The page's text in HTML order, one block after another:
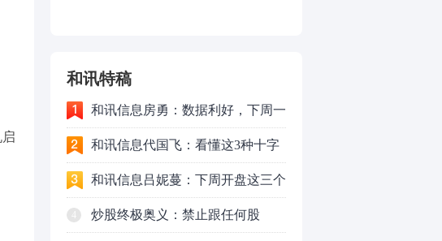
和讯特稿
和讯信息房勇：数据利好，下周一
应对方案
和讯信息代国飞：看懂这3种十字
星k线形态
和讯信息吕妮蔓：下周开盘这三个
方向，还有仓位的朋友一定要拿稳
炒股终极奥义：禁止跟任何股